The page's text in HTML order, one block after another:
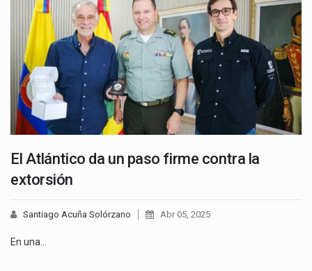
El Atlántico da un paso firme contra la
extorsión
Santiago Acuña Solórzano Abr 05, 2025
En una…